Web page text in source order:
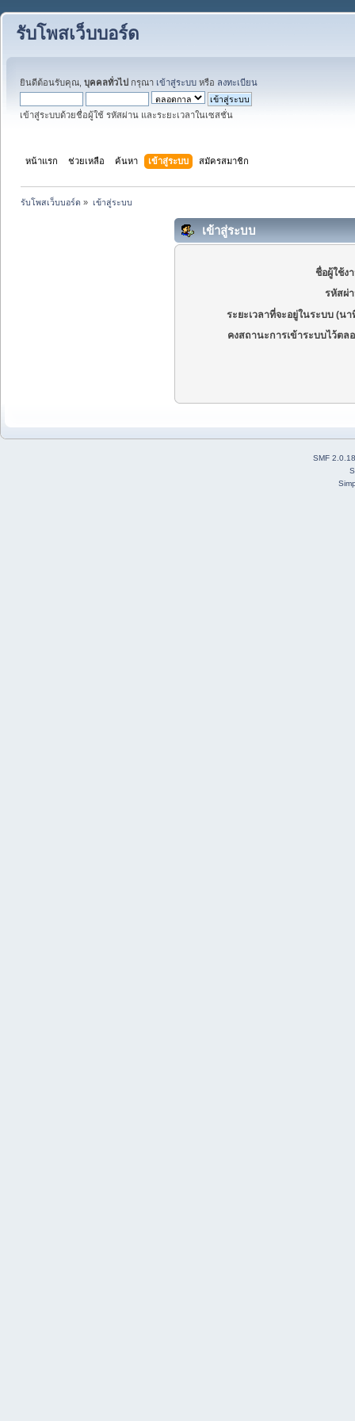
รับโพสเว็บบอร์ด
ยินดีต้อนรับคุณ, บุคคลทั่วไป กรุณา เข้าสู่ระบบ หรือ ลงทะเบียน
เข้าสู่ระบบด้วยชื่อผู้ใช้ รหัสผ่าน และระยะเวลาในเซสชั่น
หน้าแรก ช่วยเหลือ ค้นหา เข้าสู่ระบบ สมัครสมาชิก
รับโพสเว็บบอร์ด » เข้าสู่ระบบ
เข้าสู่ระบบ
ชื่อผู้ใช้ง
รหัสผ่
ระยะเวลาที่จะอยู่ในระบบ (นา
คงสถานะการเข้าระบบไว้ตล
SMF 2.0.18